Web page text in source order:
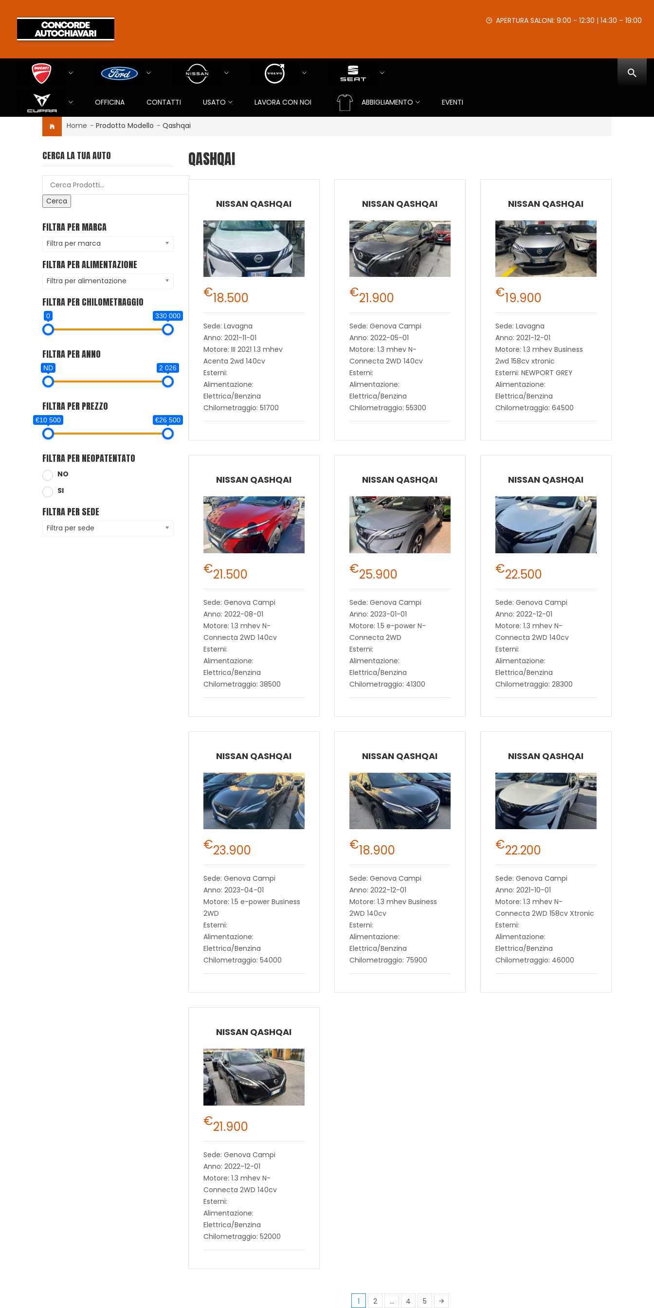
APERTURA SALONI: 9:00 - 12:30 | 14:30 – 19:00
OFFICINA CONTATTI USATO LAVORA CON NOI ABBIGLIAMENTO EVENTI
Home - Prodotto Modello - Qashqai
CERCA LA TUA AUTO
Cerca
FILTRA PER MARCA
Filtra per marca
FILTRA PER ALIMENTAZIONE
Filtra per alimentazione
FILTRA PER CHILOMETRAGGIO
0 330 000
FILTRA PER ANNO
ND 2 026
FILTRA PER PREZZO
€10 500 €26 500
FILTRA PER NEOPATENTATO
NO
SI
FILTRA PER SEDE
Filtra per sede
QASHQAI
NISSAN QASHQAI
€18.500
Sede: Lavagna
Anno: 2021-11-01
Motore: III 2021 1.3 mhev
Acenta 2wd 140cv
Esterni:
Alimentazione:
Elettrica/Benzina
Chilometraggio: 51700
NISSAN QASHQAI
€21.900
Sede: Genova Campi
Anno: 2022-05-01
Motore: 1.3 mhev N-
Connecta 2WD 140cv
Esterni:
Alimentazione:
Elettrica/Benzina
Chilometraggio: 55300
NISSAN QASHQAI
€19.900
Sede: Lavagna
Anno: 2021-12-01
Motore: 1.3 mhev Business
2wd 158cv xtronic
Esterni: NEWPORT GREY
Alimentazione:
Elettrica/Benzina
Chilometraggio: 64500
NISSAN QASHQAI
€21.500
Sede: Genova Campi
Anno: 2022-08-01
Motore: 1.3 mhev N-
Connecta 2WD 140cv
Esterni:
Alimentazione:
Elettrica/Benzina
Chilometraggio: 38500
NISSAN QASHQAI
€25.900
Sede: Genova Campi
Anno: 2023-01-01
Motore: 1.5 e-power N-
Connecta 2WD
Esterni:
Alimentazione:
Elettrica/Benzina
Chilometraggio: 41300
NISSAN QASHQAI
€22.500
Sede: Genova Campi
Anno: 2022-12-01
Motore: 1.3 mhev N-
Connecta 2WD 140cv
Esterni:
Alimentazione:
Elettrica/Benzina
Chilometraggio: 28300
NISSAN QASHQAI
€23.900
Sede: Genova Campi
Anno: 2023-04-01
Motore: 1.5 e-power Business
2WD
Esterni:
Alimentazione:
Elettrica/Benzina
Chilometraggio: 54000
NISSAN QASHQAI
€18.900
Sede: Genova Campi
Anno: 2022-12-01
Motore: 1.3 mhev Business
2WD 140cv
Esterni:
Alimentazione:
Elettrica/Benzina
Chilometraggio: 75900
NISSAN QASHQAI
€22.200
Sede: Genova Campi
Anno: 2021-10-01
Motore: 1.3 mhev N-
Connecta 2WD 158cv Xtronic
Esterni:
Alimentazione:
Elettrica/Benzina
Chilometraggio: 46000
NISSAN QASHQAI
€21.900
Sede: Genova Campi
Anno: 2022-12-01
Motore: 1.3 mhev N-
Connecta 2WD 140cv
Esterni:
Alimentazione:
Elettrica/Benzina
Chilometraggio: 52000
1 2 … 4 5